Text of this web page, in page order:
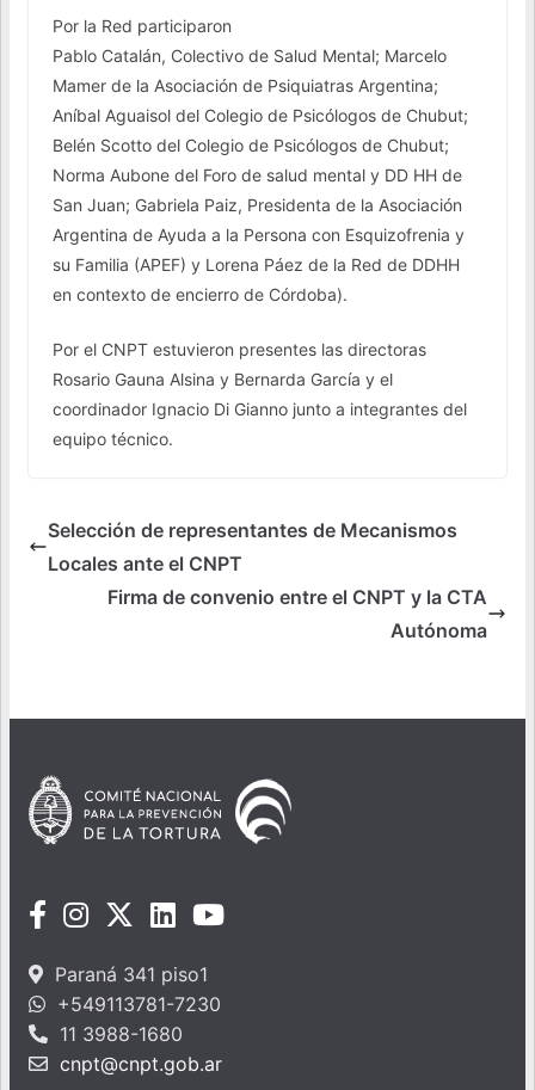
Por la Red participaron
Pablo Catalán, Colectivo de Salud Mental; Marcelo
Mamer de la Asociación de Psiquiatras Argentina;
Aníbal Aguaisol del Colegio de Psicólogos de Chubut;
Belén Scotto del Colegio de Psicólogos de Chubut;
Norma Aubone del Foro de salud mental y DD HH de
San Juan; Gabriela Paiz, Presidenta de la Asociación
Argentina de Ayuda a la Persona con Esquizofrenia y
su Familia (APEF) y Lorena Páez de la Red de DDHH
en contexto de encierro de Córdoba).
Por el CNPT estuvieron presentes las directoras
Rosario Gauna Alsina y Bernarda García y el
coordinador Ignacio Di Gianno junto a integrantes del
equipo técnico.
Selección de representantes de Mecanismos
Locales ante el CNPT
Firma de convenio entre el CNPT y la CTA
Autónoma
Paraná 341 piso1
+549113781-7230
11 3988-1680
cnpt@cnpt.gob.ar